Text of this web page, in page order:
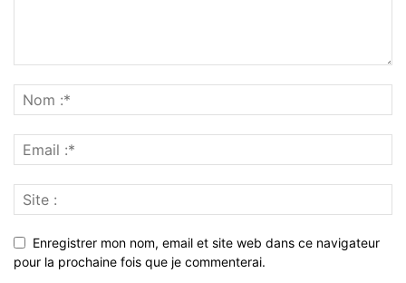
Enregistrer mon nom, email et site web dans ce navigateur
pour la prochaine fois que je commenterai.